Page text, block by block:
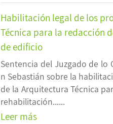
Habilitación legal de los
Técnica para la redacción
de edificio
Sentencia del Juzgado de lo
n Sebastián sobre la
de la Arquitectura Técnica
rehabilitación......
Leer más